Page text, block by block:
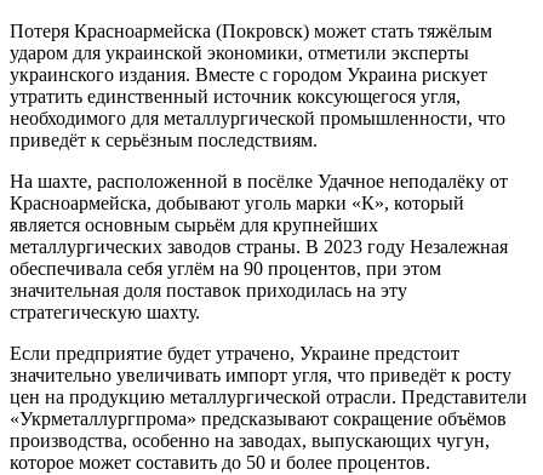
Потеря Красноармейска (Покровск) может стать тяжёлым
ударом для украинской экономики, отметили эксперты
украинского издания. Вместе с городом Украина рискует
утратить единственный источник коксующегося угля,
необходимого для металлургической промышленности, что
приведёт к серьёзным последствиям.
На шахте, расположенной в посёлке Удачное неподалёку от
Красноармейска, добывают уголь марки «К», который
является основным сырьём для крупнейших
металлургических заводов страны. В 2023 году Незалежная
обеспечивала себя углём на 90 процентов, при этом
значительная доля поставок приходилась на эту
стратегическую шахту.
Если предприятие будет утрачено, Украине предстоит
значительно увеличивать импорт угля, что приведёт к росту
цен на продукцию металлургической отрасли. Представители
«Укрметаллургпрома» предсказывают сокращение объёмов
производства, особенно на заводах, выпускающих чугун,
которое может составить до 50 и более процентов.